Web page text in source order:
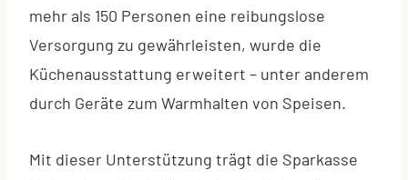
mehr als 150 Personen eine reibungslose
Versorgung zu gewährleisten, wurde die
Küchenausstattung erweitert – unter anderem
durch Geräte zum Warmhalten von Speisen.
Mit dieser Unterstützung trägt die Sparkasse